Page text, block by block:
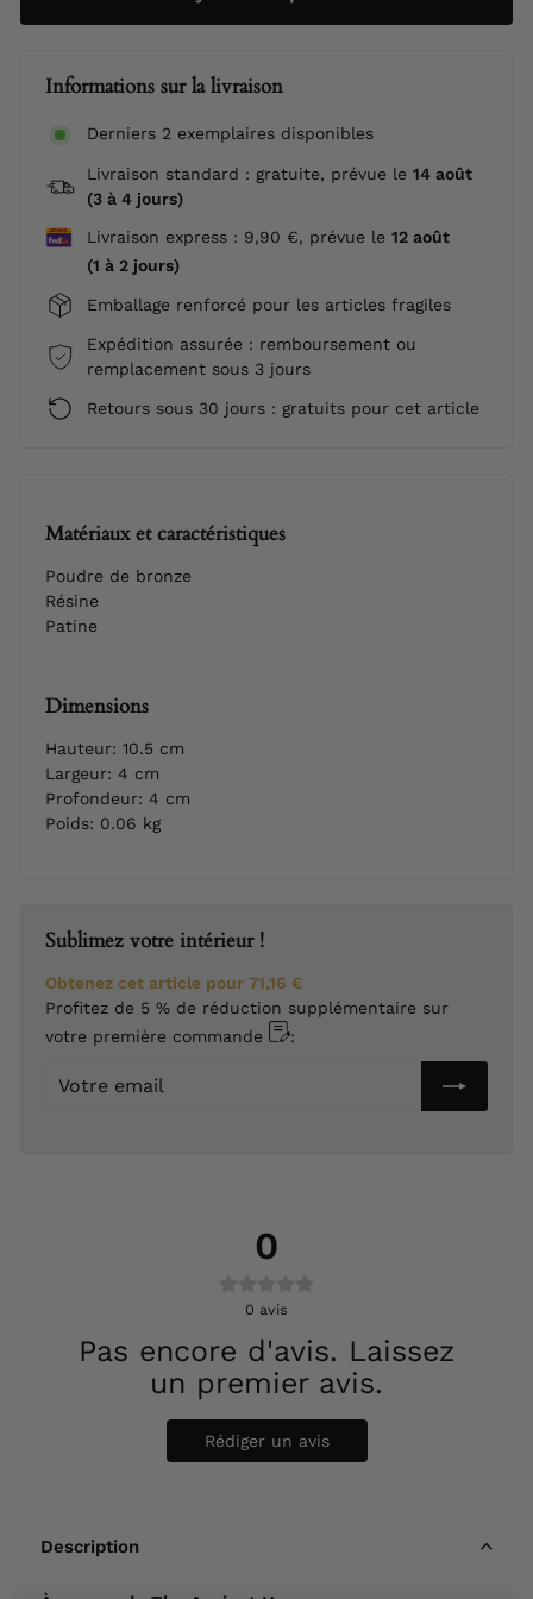
Informations sur la livraison
Derniers 2 exemplaires disponibles
Livraison standard : gratuite, prévue le 14 août
(3 à 4 jours)
Livraison express : 9,90 €, prévue le 12 août
(1 à 2 jours)
Emballage renforcé pour les articles fragiles
Expédition assurée : remboursement ou
remplacement sous 3 jours
Retours sous 30 jours : gratuits pour cet article
Matériaux et caractéristiques
Poudre de bronze
Résine
Patine
Dimensions
Hauteur: 10.5 cm
Largeur: 4 cm
Profondeur: 4 cm
Poids: 0.06 kg
Sublimez votre intérieur !
Obtenez cet article pour 71,16 €
Profitez de 5 % de réduction supplémentaire sur
votre première commande
:
Votre
0
0 avis
Pas encore d'avis. Laissez
un premier avis.
Rédiger un avis
Description